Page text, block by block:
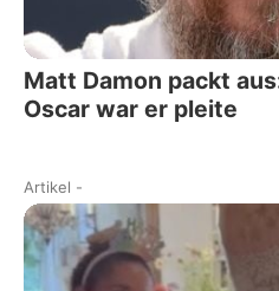
Matt Damon packt
Oscar war er pleite
Artikel -